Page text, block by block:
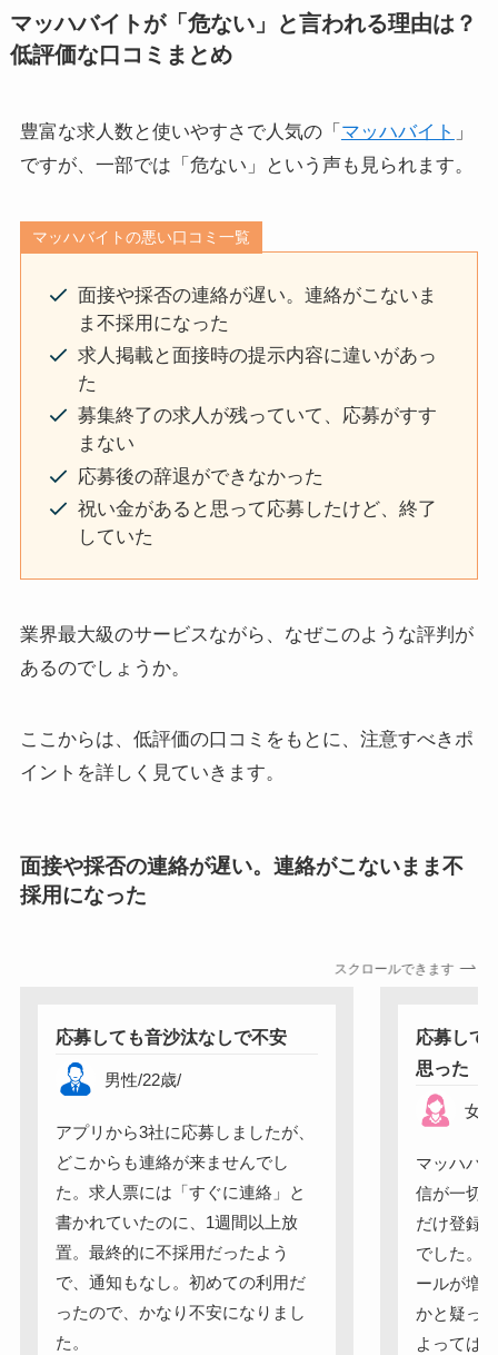
マッハバイトが「危ない」と言われる理由は？
低評価な口コミまとめ
豊富な求人数と使いやすさで人気の「 マッハバイト 」
ですが、一部では「危ない」という声も見られます。
マッハバイトの悪い口コミ一覧
面接や採否の連絡が遅い。連絡がこないま
ま不採用になった
求人掲載と面接時の提示内容に違いがあっ
た
募集終了の求人が残っていて、応募がすす
まない
応募後の辞退ができなかった
祝い金があると思って応募したけど、終了
していた
業界最大級のサービスながら、なぜこのような評判が
あるのでしょうか。
ここからは、低評価の口コミをもとに、注意すべきポ
イントを詳しく見ていきます。
面接や採否の連絡が遅い。連絡がこないまま不
採用になった
スクロールできます
応募しても音沙汰なしで不安
男性/22歳/
アプリから3社に応募しましたが、
どこからも連絡が来ませんでし
た。求人票には「すぐに連絡」と
書かれていたのに、1週間以上放
置。最終的に不採用だったよう
で、通知もなし。初めての利用だ
ったので、かなり不安になりまし
た。
応募して
思った
女性
マッハバ
信が一切
だけ登録
でした。
ールが増
かと疑っ
よっては